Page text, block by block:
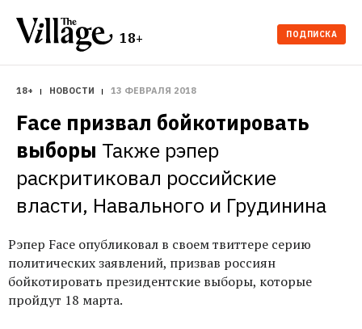
18+ ПОДПИСКА
18+ НОВОСТИ 13 ФЕВРАЛЯ 2018
Face призвал бойкотировать
выборы Также рэпер
раскритиковал российские
власти, Навального и Грудинина
Рэпер Face опубликовал в своем твиттере серию
политических заявлений, призвав россиян
бойкотировать президентские выборы, которые
пройдут 18 марта.